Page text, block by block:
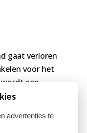
gaat verloren
voor het
een
In de
is.
advertenties te